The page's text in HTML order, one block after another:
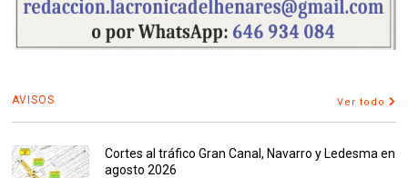
AVISOS Ver todo
Cortes al tráfico Gran Canal, Navarro y Ledesma en
agosto 2026